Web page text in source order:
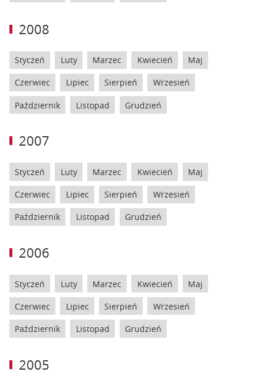
2008
Styczeń Luty Marzec Kwiecień Maj
Czerwiec Lipiec Sierpień Wrzesień
Październik Listopad Grudzień
2007
Styczeń Luty Marzec Kwiecień Maj
Czerwiec Lipiec Sierpień Wrzesień
Październik Listopad Grudzień
2006
Styczeń Luty Marzec Kwiecień Maj
Czerwiec Lipiec Sierpień Wrzesień
Październik Listopad Grudzień
2005